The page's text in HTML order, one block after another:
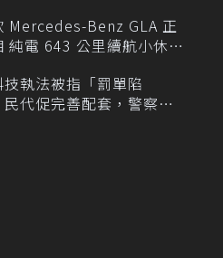
Mercedes-Benz GLA 正
純電 643 公里續航小休
執法被指「罰單陷
民代促完善配套，警察局